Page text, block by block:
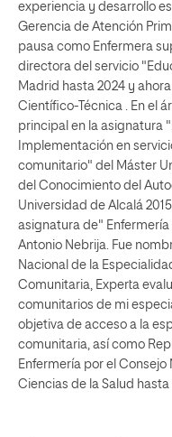
experiencia y desarrollo
Gerencia de Atención
pausa como Enfermera
directora del servicio
Madrid hasta 2024 y
Científico-Técnica . En el
principal en la asignatura
Implementación en
comunitario" del Máster
del Conocimiento del
Universidad de Alcalá
asignatura de"
Antonio Nebrija. Fue
Nacional de la
Comunitaria, Experta
comunitarios de mi
objetiva de acceso a la
comunitaria, así como
Enfermería por el
Ciencias de la Salud hasta